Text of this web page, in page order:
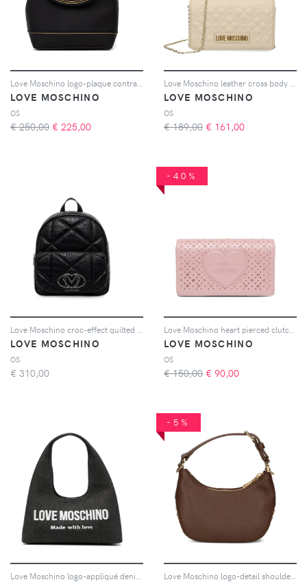
LOVE MOSCHINO
OS
€ 250,00 € 225,00
LOVE MOSCHINO
OS
€ 189,00 € 161,00
LOVE MOSCHINO
OS
€ 310,00
-40%
LOVE MOSCHINO
OS
€ 150,00 € 90,00
-5%